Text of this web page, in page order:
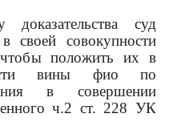
суд
своей совокупности
положить их в
вины фио по
в совершении
ч.2 ст. 228 УК